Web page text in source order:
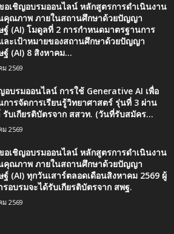
อเชิญอบรมออนไลน์ หลักสูตรการดำเนินงาน
คุณภาพ ภายในสถานศึกษาด้วยปัญญา
ฐ์ (AI) โมดูลที่ 2 การกำหนดมาตรฐานการ
ละเป้าหมายของสถานศึกษาด้วยปัญญา
ฐ์ (AI) 8 สิงหาคม...
ม 2569
อบรมออนไลน์ การใช้ Generative AI เพื่อ
การจัดการเรียนรู้วิทยาศาสตร์ รุ่นที่ 3 ผ่าน
บเกียรติบัตรจาก สสวท. (วันที่รับสมัคร...
ม 2569
อเชิญอบรมออนไลน์ หลักสูตรการดำเนินงาน
คุณภาพ ภายในสถานศึกษาด้วยปัญญา
ฐ์ (AI) ทุกวันเสาร์ตลอดเดือนสิงหาคม 2569 ผู้
รอบรมจะได้รับเกียรติบัตรจาก สพฐ.
ม 2569